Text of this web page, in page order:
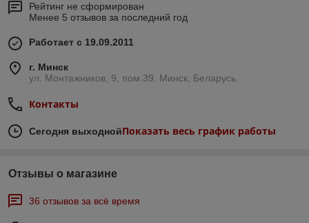
Рейтинг не сформирован
Менее 5 отзывов за последний год
Работает с 19.09.2011
г. Минск
ул. Монтажников, 9, пом.39, Минск, Беларусь
Контакты
Сегодня выходнойПоказать весь график работы
Отзывы о магазине
36 отзывов за всё время